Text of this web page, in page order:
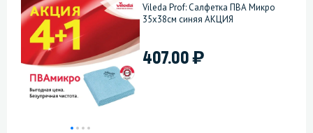
Vileda Prof: Салфетка ПВА Микро
35х38см синяя АКЦИЯ
407.00)